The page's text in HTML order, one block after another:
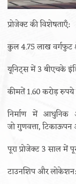
प्रोजेक्ट की विशेषताएँ:
कुल 4.75 लाख वर्गफुट
यूनिट्स में 3 बीएचके
कीमतें 1.60 करोड़
निर्माण में आधुनिक
जो गुणवत्ता, टिकाऊपन
पूरा प्रोजेक्ट 3 साल में
टाउनशिप और लोकेशन: